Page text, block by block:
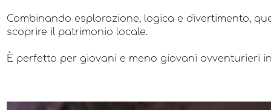
Combinando esplorazione, logica e divertimento,
scoprire il patrimonio locale.
È perfetto per giovani e meno giovani avventurieri